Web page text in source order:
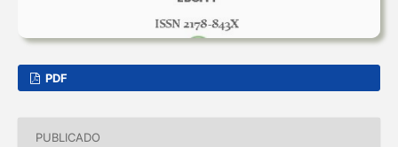
PDF
PUBLICADO